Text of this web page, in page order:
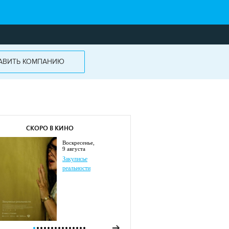
КОМПАНИЮ
СКОРО В КИНО
воскресенье,
9 августа
Закулисье
реальности